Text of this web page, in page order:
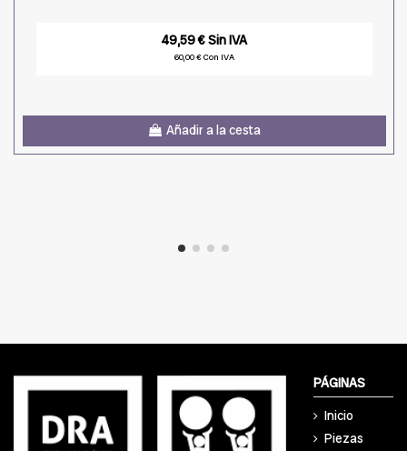
49,59 € Sin IVA
60,00 € Con IVA
Añadir a la cesta
PÁGINAS
Inicio
Piezas